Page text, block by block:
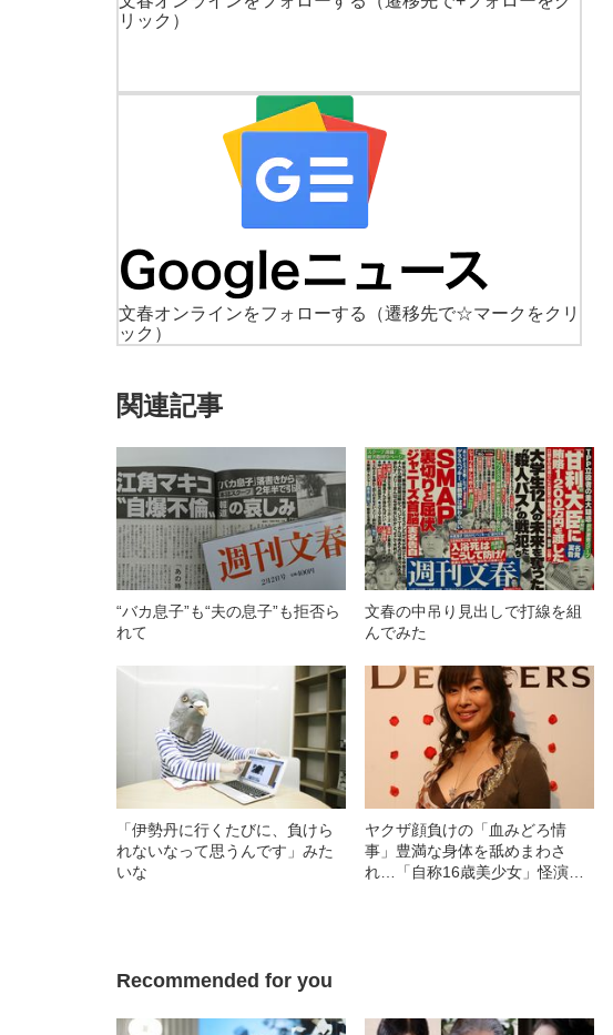
リック）
文春オンラインをフォローする
（遷移先で☆マークをクリ
ック）
関連記事
“バカ息子”も“夫の息子”も拒否ら
れて
文春の中吊り見出しで打線を組
んでみた
「伊勢丹に行くたびに、負けら
れないなって思うんです」みた
いな
ヤクザ顔負けの「血みどろ情
事」豊満な身体を舐めまわさ
れ…「自称16歳美少女」怪演
Recommended for you